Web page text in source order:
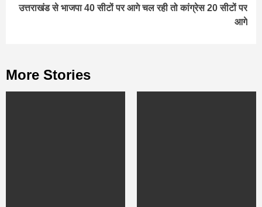
उत्तराखंड से भाजपा 40 सीटों पर आगे चल रही तो कांग्रेस 20 सीटों पर
आगे
More Stories